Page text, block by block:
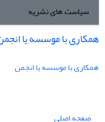
سیاست های نشریه
همکاری با موسسه یا
همکاری با موسسه یا انجمن
صفحه اصلی